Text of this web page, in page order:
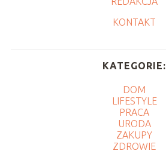
KONTAKT
KATEGORIE:
DOM
LIFESTYLE
PRACA
URODA
ZAKUPY
ZDROWIE